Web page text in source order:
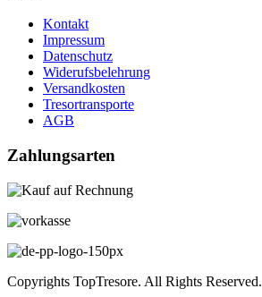
Kontakt
Impressum
Datenschutz
Widerufsbelehrung
Versandkosten
Tresortransporte
AGB
Zahlungsarten
Copyrights TopTresore. All Rights Reserved.